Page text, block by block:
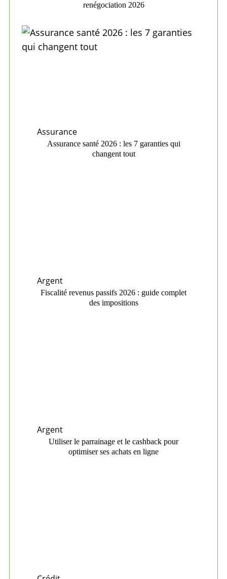
renégociation 2026
Assurance
Assurance santé 2026 : les 7 garanties qui
changent tout
Argent
Fiscalité revenus passifs 2026 : guide complet
des impositions
Argent
Utiliser le parrainage et le cashback pour
optimiser ses achats en ligne